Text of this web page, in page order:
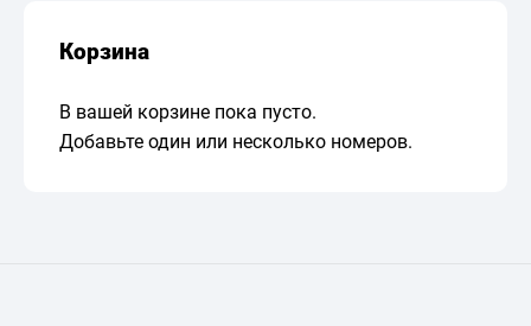
Корзина
В вашей корзине пока пусто.
Добавьте один или несколько номеров.